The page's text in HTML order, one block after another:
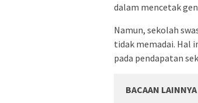
dalam mencetak
Namun, sekolah
tidak memadai. Hal
pada pendapatan
BACAAN LAINNYA